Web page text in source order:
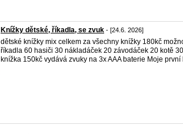
Knížky dětské, říkadla, se zvuk - [24.6. 2026]
dětské knížky mix celkem za všechny knížky 180kč
říkadla 60 hasiči 30 nákladáček 20 závodáček 20 kotě
knížka 150kč vydává zvuky na 3x AAA baterie Moje první